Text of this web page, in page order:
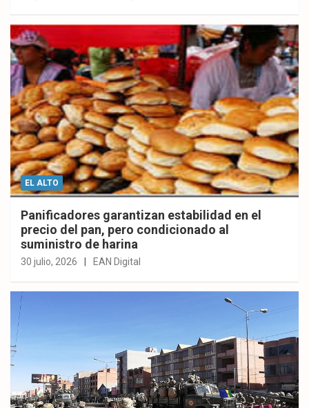
EL ALTO
Panificadores garantizan estabilidad en el
precio del pan, pero condicionado al
suministro de harina
30 julio, 2026 EAN Digital